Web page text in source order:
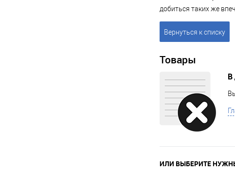
добиться таких же
Вернуться к списку
Товары
В
ИЛИ ВЫБЕРИТЕ